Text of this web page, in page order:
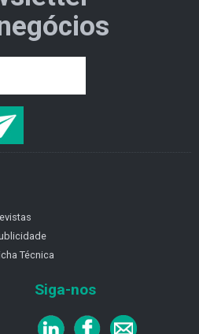
Técnica
Siga-nos